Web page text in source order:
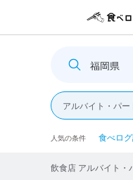
福岡県
アルバイト・パー
人気の条件 食べロ
飲食店 アルバイト・